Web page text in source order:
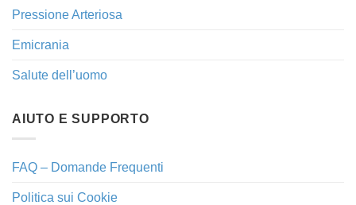
Pressione Arteriosa
Emicrania
Salute dell’uomo
AIUTO E SUPPORTO
FAQ – Domande Frequenti
Politica sui Cookie